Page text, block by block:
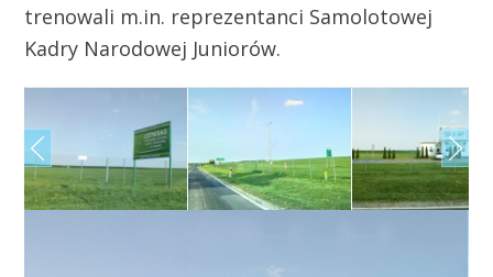
trenowali m.in. reprezentanci Samolotowej
Kadry Narodowej Juniorów.